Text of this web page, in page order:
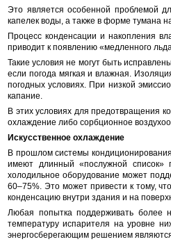
Это является особенной проблемой
капелек воды, а также в форме тумана
Процесс конденсации и накопления
приводит к появлению «медленного
Такие условия не могут быть
если погода мягкая и влажная.
погодных условиях. При низкой
капание.
В этих условиях для предотвращения
охлаждение либо сорбционное
Искусственное охлаждение
В прошлом системы кондиционирования
имеют длинный «послужной список»
холодильное оборудование может
60–75%. Это может привести к тому,
конденсацию внутри здания и на
Любая попытка поддерживать более
температуру испарителя на уровне
энергосберегающим решением